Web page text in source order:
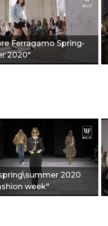
Ferragamo Spring-
2020"
2020
week"